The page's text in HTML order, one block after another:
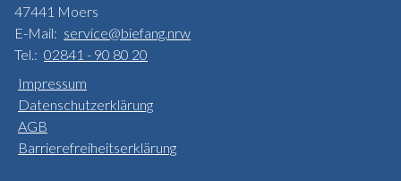
47441 Moers
E-Mail: service@biefang.nrw
Tel.: 02841 - 90 80 20
Impressum
Datenschutzerklärung
AGB
Barrierefreiheitserklärung